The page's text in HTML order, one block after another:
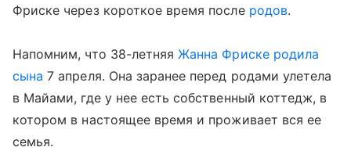
Фриске через короткое время после родов.
Напомним, что 38-летняяЖанна Фриске родила
сына 7 апреля. Она заранее перед родами улетела
в Майами, где у нее есть собственный коттедж, в
котором в настоящее время и проживает вся ее
семья.